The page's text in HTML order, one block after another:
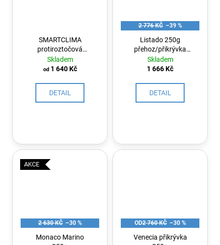
SMARTCLIMA
protiroztočová
přikrývka s výplní
ACARSAN®
Skladem
od1 640 Kč
DETAIL
2 776 KČ –39 %
Listado 250g
přehoz/přikrývka
Taupe-hnědá
Skladem
1 666 Kč
DETAIL
AKCE
2 630 KČ –30 %
Monaco Marino
OD2 760 KČ –30 %
Venecia přikrývka